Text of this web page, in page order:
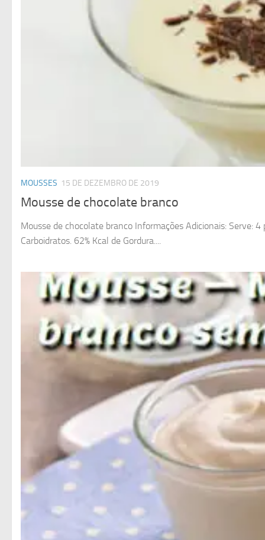
MOUSSES 15 DE DEZEMBRO DE 2019
Mousse de chocolate branco
Mousse de chocolate branco Informações Adicionais: Serve:
Carboidratos. 62% Kcal de Gordura....